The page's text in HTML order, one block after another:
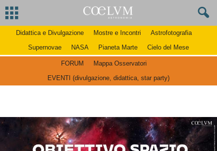
Didattica e Divulgazione Mostre e Incontri
Astrofotografia
Supernovae
NASA Pianeta Marte Cielo del Mese
FORUM
Mappa Osservatori
EVENTI (divulgazione, didattica, star party)